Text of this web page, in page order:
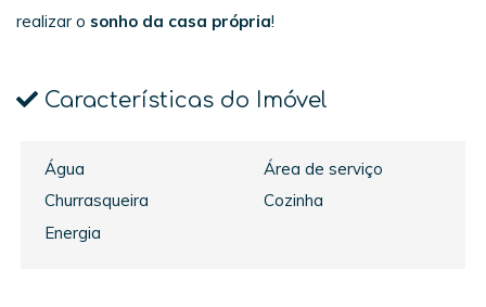
realizar o sonho da casa própria!
Características do Imóvel
Água
Área de serviço
Churrasqueira
Cozinha
Energia